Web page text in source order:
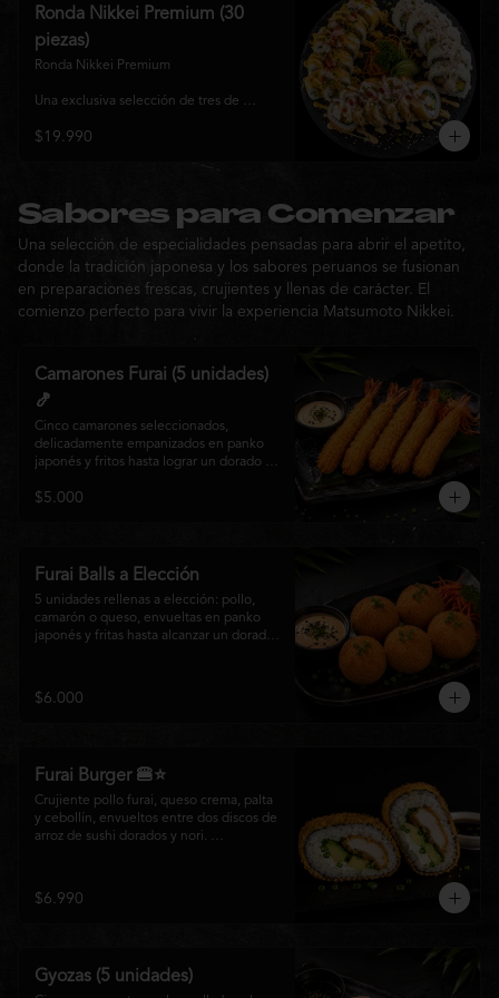
y sabor, ideal para compartir entre 3 y 4
Ronda Nikkei Premium (30
piezas)
Ronda Nikkei Premium
Una exclusiva selección de tres de
elaborados con ingredientes frescos y
pensada para compartir y descubrir la
esencia de Matsumoto Nikkei en cada
bocado.
$19.990
Sabores para Comenzar
Una selección de especialidades pensadas para abrir el apetito,
donde la tradición japonesa y los sabores peruanos se fusionan
en preparaciones frescas, crujientes y llenas de carácter. El
comienzo perfecto para vivir la experiencia Matsumoto Nikkei.
Camarones Furai (5 unidades)
🍤
Cinco camarones seleccionados,
delicadamente empanizados en panko
japonés y fritos hasta lograr un dorado
por dentro, acompañados de nuestra
nikkei.
$5.000
Furai Balls a Elección
5 unidades rellenas a elección: pollo,
camarón o queso, envueltas en panko
japonés y fritas hasta alcanzar un dorado
$6.000
Furai Burger 🍔⭐
Crujiente pollo furai, queso crema, palta
y cebollín, envueltos entre dos discos de
arroz de sushi dorados y nori.
tradición japonesa con el sabor nikkei en
cada bocado.
$6.990
Gyozas (5 unidades)